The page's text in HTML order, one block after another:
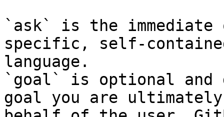
`ask` is the
specific, self-
language.
`goal` is optional and
goal you are